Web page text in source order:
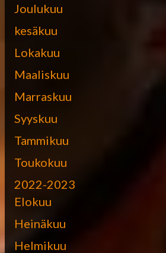
Joulukuu
kesäkuu
Lokakuu
Maaliskuu
Marraskuu
Syyskuu
Tammikuu
Toukokuu
2022-2023
Elokuu
Heinäkuu
Helmikuu